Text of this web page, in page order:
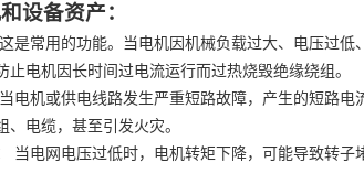
设备资产：
这是常用的功能。当电机因机械负载过大、电压过
止电机因长时间过电流运行而过热烧毁绝缘绕组。
当电机或供电线路发生严重短路故障，产生的短路电
、电缆，甚至引发火灾。
当电网电压过低时，电机转矩下降，可能导致转